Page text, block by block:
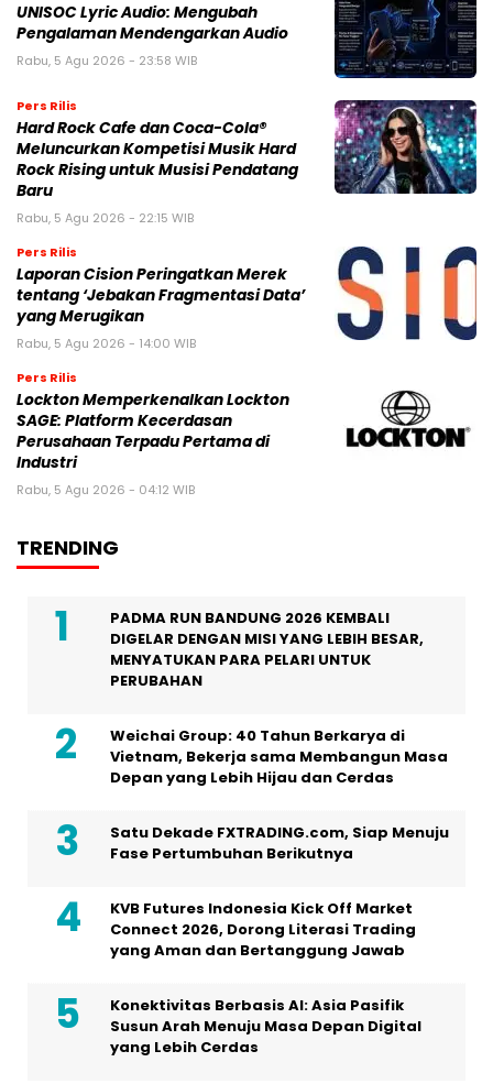
UNISOC Lyric Audio: Mengubah
Pengalaman Mendengarkan Audio
Rabu, 5 Agu 2026 - 23:58 WIB
Pers Rilis
Hard Rock Cafe dan Coca-Cola®
Meluncurkan Kompetisi Musik Hard
Rock Rising untuk Musisi Pendatang
Baru
Rabu, 5 Agu 2026 - 22:15 WIB
Pers Rilis
Laporan Cision Peringatkan Merek
tentang ‘Jebakan Fragmentasi Data’
yang Merugikan
Rabu, 5 Agu 2026 - 14:00 WIB
Pers Rilis
Lockton Memperkenalkan Lockton
SAGE: Platform Kecerdasan
Perusahaan Terpadu Pertama di
Industri
Rabu, 5 Agu 2026 - 04:12 WIB
TRENDING
PADMA RUN BANDUNG 2026 KEMBALI
DIGELAR DENGAN MISI YANG LEBIH BESAR,
MENYATUKAN PARA PELARI UNTUK
PERUBAHAN
Weichai Group: 40 Tahun Berkarya di
Vietnam, Bekerja sama Membangun Masa
Depan yang Lebih Hijau dan Cerdas
Satu Dekade FXTRADING.com, Siap Menuju
Fase Pertumbuhan Berikutnya
KVB Futures Indonesia Kick Off Market
Connect 2026, Dorong Literasi Trading
yang Aman dan Bertanggung Jawab
Konektivitas Berbasis AI: Asia Pasifik
Susun Arah Menuju Masa Depan Digital
yang Lebih Cerdas